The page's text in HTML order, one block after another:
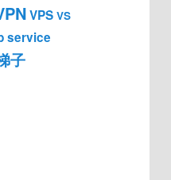
VPS VS
service
子